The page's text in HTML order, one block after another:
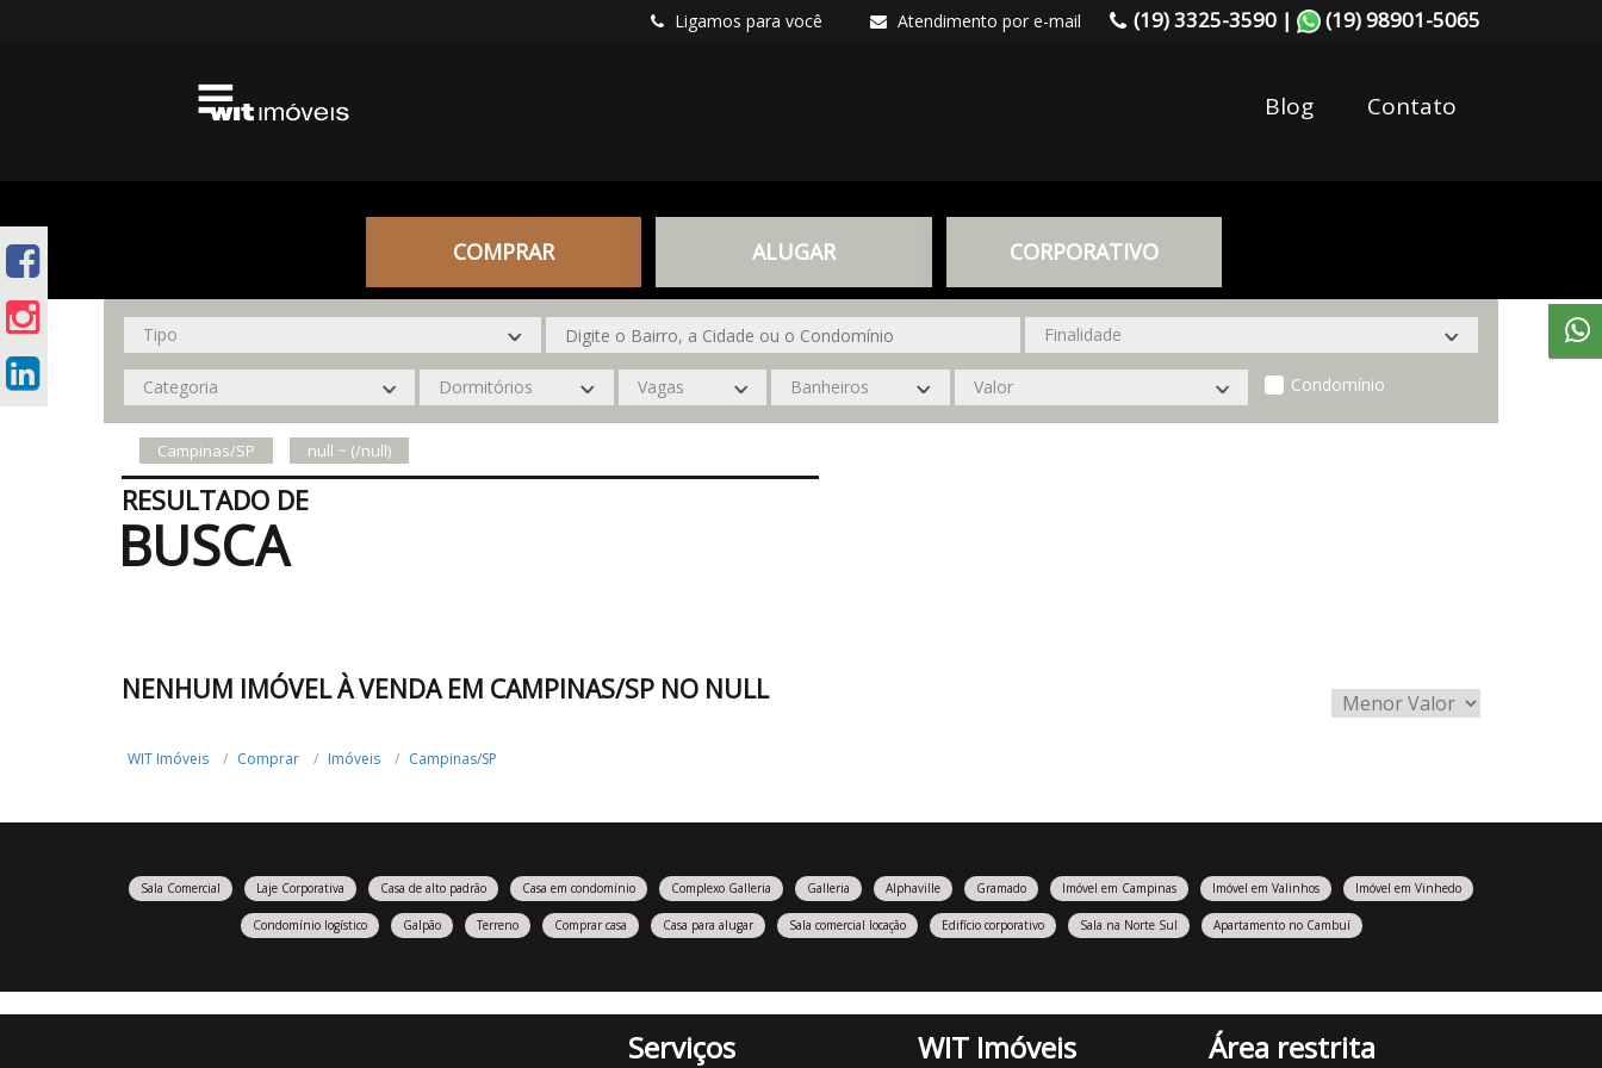
Ligamos para você Atendimento por e-mail (19) 3325-3590 | (19) 98901-5065
Blog Contato
COMPRAR ALUGAR CORPORATIVO
Condomínio
Campinas/SP null ~ (/null)
RESULTADO DE
BUSCA
NENHUM IMÓVEL À VENDA EM CAMPINAS/SP NO NULL
WIT Imóveis Comprar Imóveis Campinas/SP
Sala Comercial Laje Corporativa Casa de alto padrão Casa em condomínio Complexo Galleria Galleria Alphaville Gramado Imóvel em Campinas Imóvel em Valinhos Imóvel em Vinhedo
Condomínio logístico Galpão Terreno Comprar casa Casa para alugar Sala comercial locação Edifício corporativo Sala na Norte Sul Apartamento no Cambuí
Serviços WIT Imóveis Área restrita